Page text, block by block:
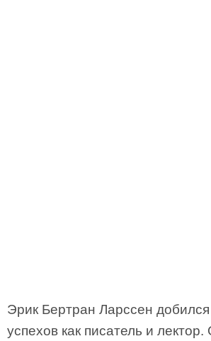
Эрик Бертран Ларссен
успехов как писатель и